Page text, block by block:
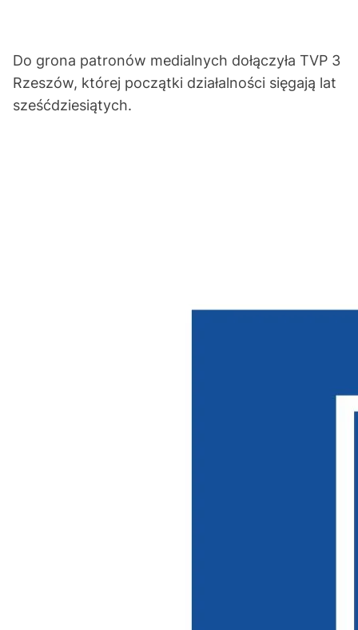
Do grona patronów medialnych dołączyła TVP 3
Rzeszów, której początki działalności sięgają lat
sześćdziesiątych.